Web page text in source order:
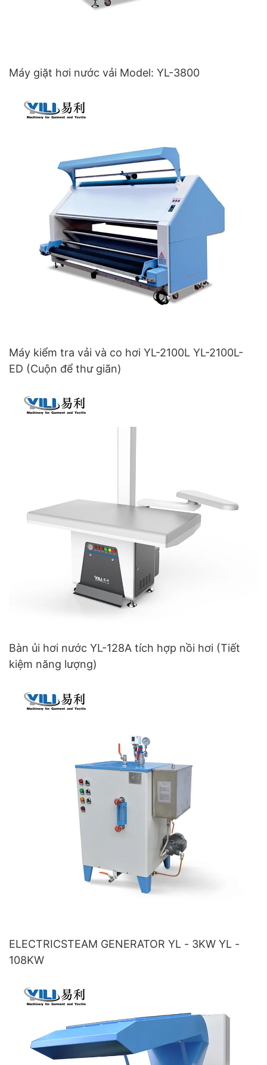
Máy giặt hơi nước vải Model: YL-3800
Máy kiểm tra vải và co hơi YL-2100L YL-2100L-
ED (Cuộn để thư giãn)
Bàn ủi hơi nước YL-128A tích hợp nồi hơi (Tiết
kiệm năng lượng)
ELECTRICSTEAM GENERATOR YL - 3KW YL -
108KW